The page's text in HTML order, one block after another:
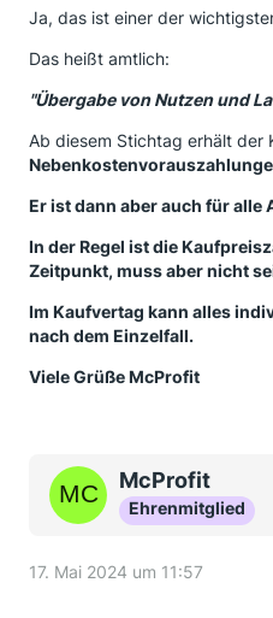
Ja, das ist einer der
Das heißt amtlich:
"Übergabe von Nutzen und
Ab diesem Stichtag erhält der
Er ist dann aber auch für alle
In der Regel ist die
Zeitpunkt, muss aber nicht
Im Kaufvertag kann alles
nach dem Einzelfall.
Viele Grüße McProfit
McProfit
Ehrenmitglied
17. Mai 2024 um 11:57